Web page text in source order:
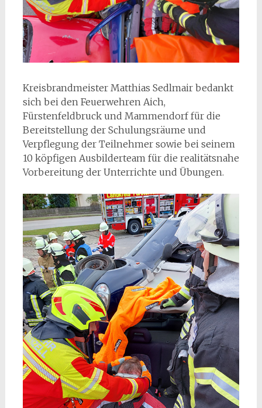
Kreisbrandmeister Matthias Sedlmair bedankt
sich bei den Feuerwehren Aich,
Fürstenfeldbruck und Mammendorf für die
Bereitstellung der Schulungsräume und
Verpflegung der Teilnehmer sowie bei seinem
10 köpfigen Ausbilderteam für die realitätsnahe
Vorbereitung der Unterrichte und Übungen.